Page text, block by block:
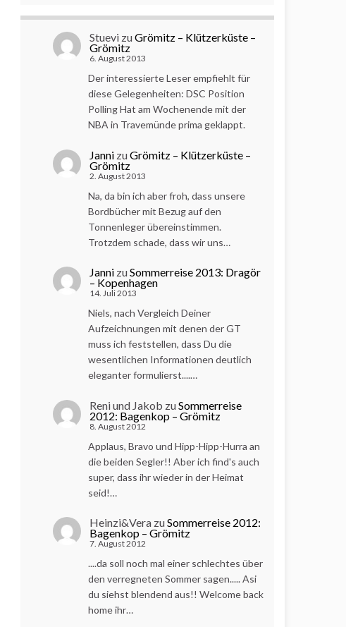
Stuevi zuGrömitz – Klützerküste –
Grömitz
6. August 2013
Der interessierte Leser empfiehlt für
diese Gelegenheiten: DSC Position
Polling Hat am Wochenende mit der
NBA in Travemünde prima geklappt.
Janni zuGrömitz – Klützerküste –
Grömitz
2. August 2013
Na, da bin ich aber froh, dass unsere
Bordbücher mit Bezug auf den
Tonnenleger übereinstimmen.
Trotzdem schade, dass wir uns…
Janni zuSommerreise 2013: Dragör
– Kopenhagen
14. Juli 2013
Niels, nach Vergleich Deiner
Aufzeichnungen mit denen der GT
muss ich feststellen, dass Du die
wesentlichen Informationen deutlich
eleganter formulierst....…
Reni und Jakob zuSommerreise
2012: Bagenkop – Grömitz
8. August 2012
Applaus, Bravo und Hipp-Hipp-Hurra an
die beiden Segler!! Aber ich find's auch
super, dass ihr wieder in der Heimat
seid!…
Heinzi&Vera zuSommerreise 2012:
Bagenkop – Grömitz
7. August 2012
....da soll noch mal einer schlechtes über
den verregneten Sommer sagen..... Asi
du siehst blendend aus!! Welcome back
home ihr…